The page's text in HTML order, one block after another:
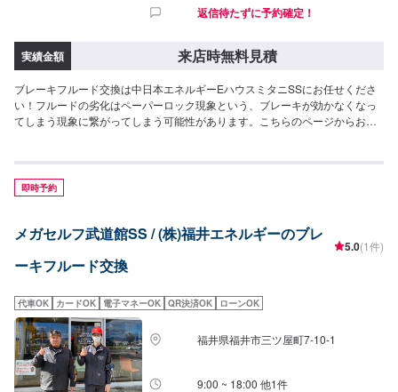
返信待たずに予約確定！
実績金額 来店時無料見積
ブレーキフルード交換は中日本エネルギーEハウスミタニSSにお任せくださ
い！フルードの劣化はペーパーロック現象という、ブレーキが効かなくなっ
てしまう現象に繋がってしまう可能性があります。こちらのページからお気
即時予約
メガセルフ武道館SS / (株)福井エネルギーのブレ
ーキフルード交換
5.0(1件)
代車OK カードOK 電子マネーOK QR決済OK ローンOK
福井県福井市三ツ屋町7-10-1
9:00 ~ 18:00 他1件